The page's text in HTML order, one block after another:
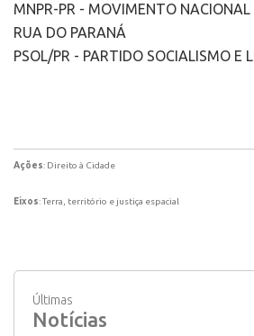
MNPR-PR - MOVIMENTO NACIONAL
RUA DO PARANÁ
PSOL/PR - PARTIDO SOCIALISMO E
Ações: Direito à Cidade
Eixos: Terra, território e justiça espacial
Últimas
Notícias